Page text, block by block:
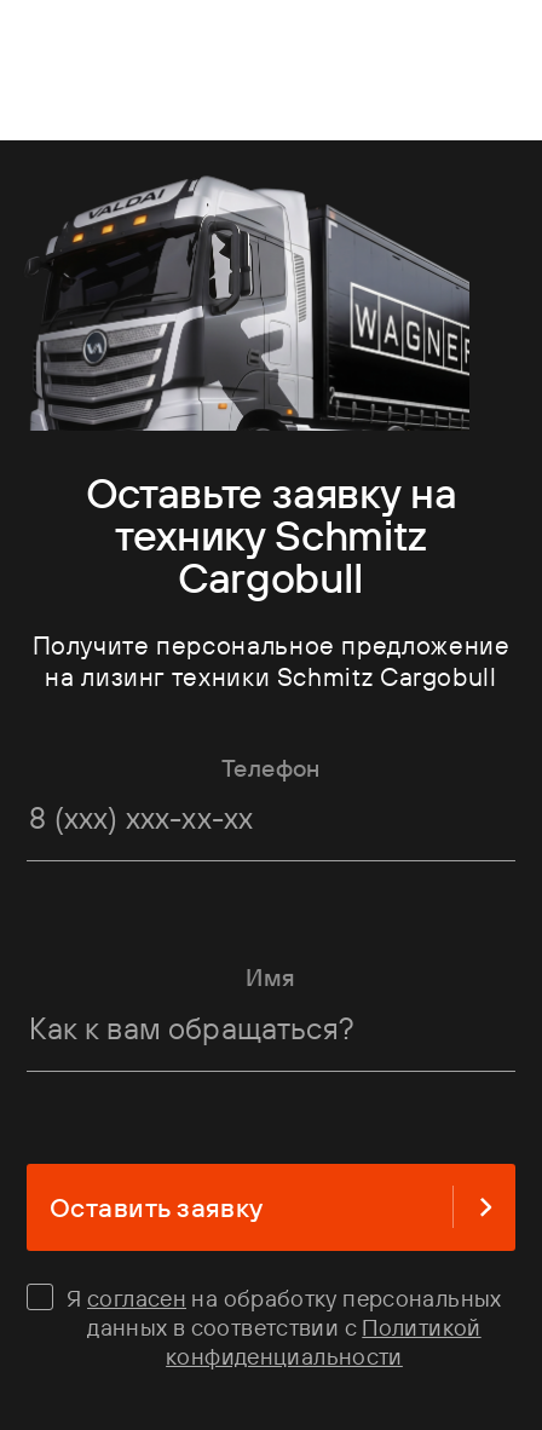
Оставьте заявку на
технику Schmitz
Cargobull
Получите персональное предложение
на лизинг техники Schmitz Cargobull
Телефон
Имя
Оставить заявку
Ясогласен на обработку персональных
данных в соответствии с Политикой
конфиденциальности